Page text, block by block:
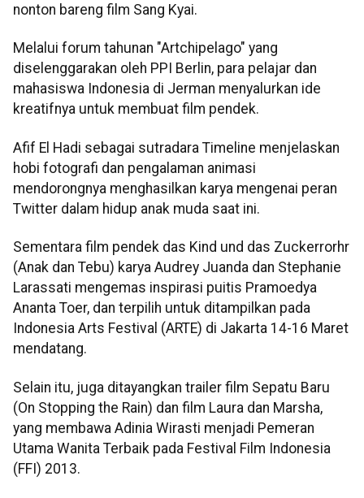
nonton bareng film Sang Kyai.
Melalui forum tahunan "Artchipelago" yang
diselenggarakan oleh PPI Berlin, para pelajar dan
mahasiswa Indonesia di Jerman menyalurkan ide
kreatifnya untuk membuat film pendek.
Afif El Hadi sebagai sutradara Timeline menjelaskan
hobi fotografi dan pengalaman animasi
mendorongnya menghasilkan karya mengenai peran
Twitter dalam hidup anak muda saat ini.
Sementara film pendek das Kind und das Zuckerrorhr
(Anak dan Tebu) karya Audrey Juanda dan Stephanie
Larassati mengemas inspirasi puitis Pramoedya
Ananta Toer, dan terpilih untuk ditampilkan pada
Indonesia Arts Festival (ARTE) di Jakarta 14-16 Maret
mendatang.
Selain itu, juga ditayangkan trailer film Sepatu Baru
(On Stopping the Rain) dan film Laura dan Marsha,
yang membawa Adinia Wirasti menjadi Pemeran
Utama Wanita Terbaik pada Festival Film Indonesia
(FFI) 2013.